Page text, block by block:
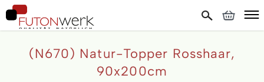
(N670) Natur-Topper Rosshaar,
90x200cm